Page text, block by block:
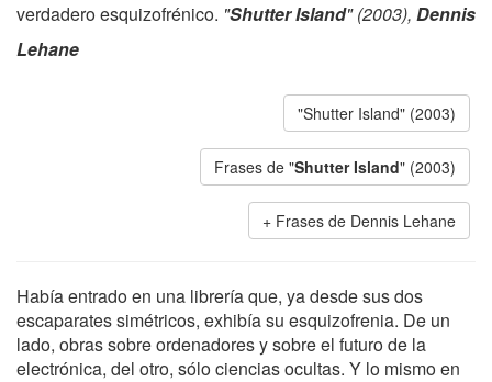
verdadero esquizofrénico. "Shutter Island" (2003), Dennis
Lehane
"Shutter Island" (2003)
Frases de "Shutter Island" (2003)
Frases de Dennis Lehane
Había entrado en una librería que, ya desde sus dos
escaparates simétricos, exhibía su esquizofrenia. De un
lado, obras sobre ordenadores y sobre el futuro de la
electrónica, del otro, sólo ciencias ocultas. Y lo mismo en